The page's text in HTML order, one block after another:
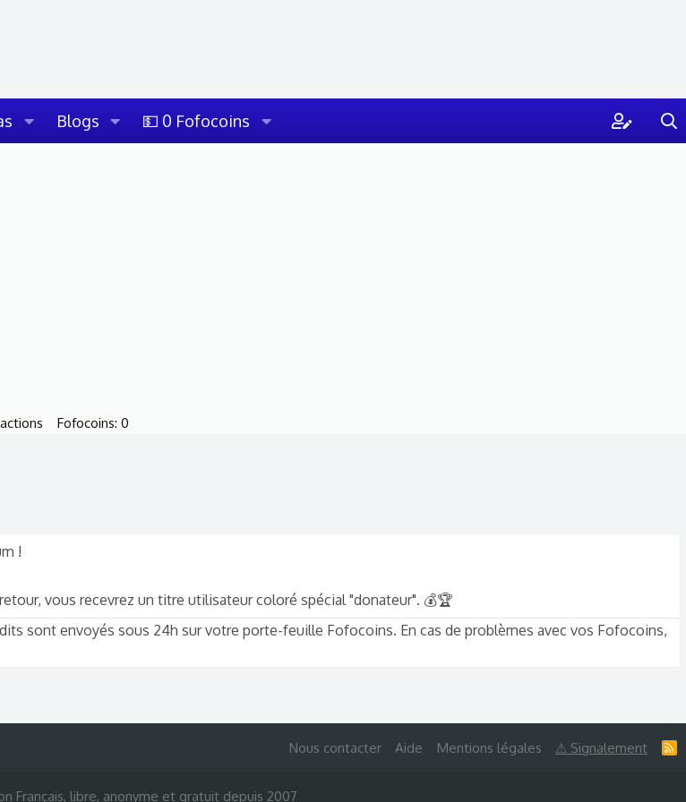
Blogs 💵 0 Fofocoins
Fofocoins: 0
!
vous recevrez un titre utilisateur coloré spécial "donateur". 💰🏆
sont envoyés sous 24h sur votre porte-feuille Fofocoins. En cas de problèmes avec vos Fofocoins,
Nous contacter Aide Mentions légales ⚠ Signalement
R
Français, libre, anonyme et gratuit depuis 2007